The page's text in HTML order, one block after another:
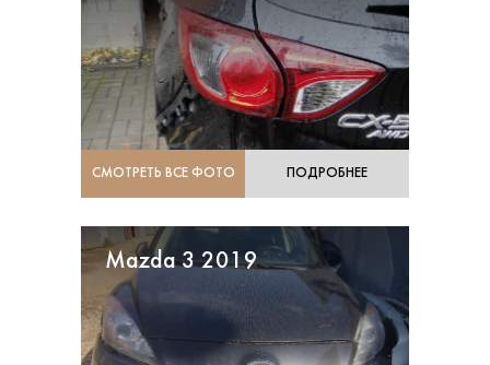
СМОТРЕТЬ ВСЕ ФОТО ПОДРОБНЕЕ
Mazda 3 2019